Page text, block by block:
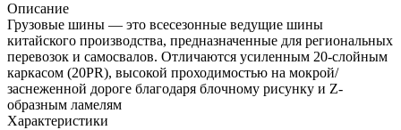
Описание
Грузовые шины — это всесезонные ведущие шины
китайского производства, предназначенные для региональных
перевозок и самосвалов. Отличаются усиленным 20-слойным
каркасом (20PR), высокой проходимостью на мокрой/
заснеженной дороге благодаря блочному рисунку и Z-
образным ламелям
Характеристики